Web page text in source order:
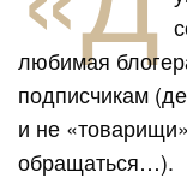
любимая
подписчикам
и не
обращаться…).